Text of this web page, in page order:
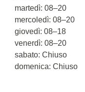
martedì: 08–20
mercoledì: 08–20
giovedì: 08–18
venerdì: 08–20
sabato: Chiuso
domenica: Chiuso